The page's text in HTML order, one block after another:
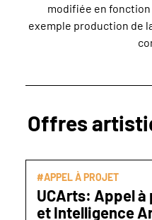
modifiée en
exemple production de
Offres
#APPEL À PROJET
UCArts: Appel à
et Intelligence